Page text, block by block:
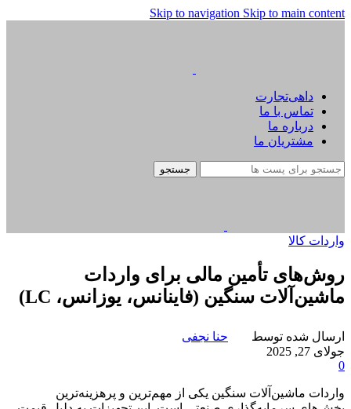
Skip to navigation Skip to main content
داهی‌تجارت
تماس با ما
درباره ما
مشتریان ما
جستجو
واردات کالا
روش‌های تأمین مالی برای واردات
ماشین‌آلات سنگین (فاینانس، یوزانس، LC)
ارسال شده توسط
حنا نجفی
جولای 27, 2025
0
واردات ماشین‌آلات سنگین یکی از مهم‌ترین و پرهزینه‌ترین